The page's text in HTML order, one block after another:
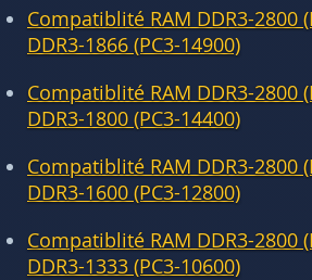
Compatiblité RAM DDR3-2800
DDR3-1866 (PC3-14900)
Compatiblité RAM DDR3-2800
DDR3-1800 (PC3-14400)
Compatiblité RAM DDR3-2800
DDR3-1600 (PC3-12800)
Compatiblité RAM DDR3-2800
DDR3-1333 (PC3-10600)